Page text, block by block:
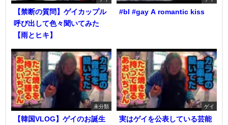
【禁断の質問】ゲイカップル
呼び出して色々聞いてみた
【雨とヒキ】
#bl #gay A romantic kiss
未分類
【韓国VLOG】ゲイのお誕生
ゲイ
実はゲイを公表している芸能